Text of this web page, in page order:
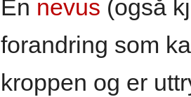
En nevus (også
forandring som
kroppen og er